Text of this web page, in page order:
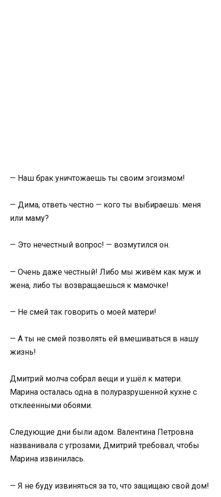
— Наш брак уничтожаешь ты своим эгоизмом!
— Дима, ответь честно — кого ты выбираешь: меня
или маму?
— Это нечестный вопрос! — возмутился он.
— Очень даже честный! Либо мы живём как муж и
жена, либо ты возвращаешься к мамочке!
— Не смей так говорить о моей матери!
— А ты не смей позволять ей вмешиваться в нашу
жизнь!
Дмитрий молча собрал вещи и ушёл к матери.
Марина осталась одна в полуразрушенной кухне с
отклеенными обоями.
Следующие дни были адом. Валентина Петровна
названивала с угрозами, Дмитрий требовал, чтобы
Марина извинилась.
— Я не буду извиняться за то, что защищаю свой дом!